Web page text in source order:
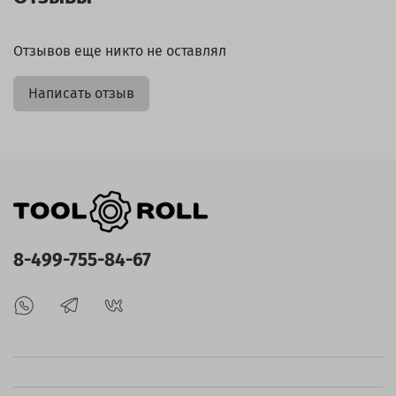
Отзывов еще никто не оставлял
Написать отзыв
8-499-755-84-67